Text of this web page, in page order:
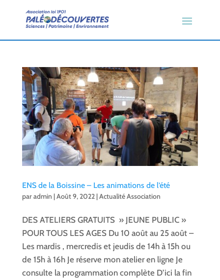
ENS de la Boissine – Les animations de l’été
paradmin |Août 9, 2022|Actualité Association
DES ATELIERS GRATUITS » JEUNE PUBLIC »
POUR TOUS LES AGES Du 10 août au 25 août –
Les mardis , mercredis et jeudis de 14h à 15h ou
de 15h à 16h Je réserve mon atelier en ligne Je
consulte la programmation complète D’ici la fin